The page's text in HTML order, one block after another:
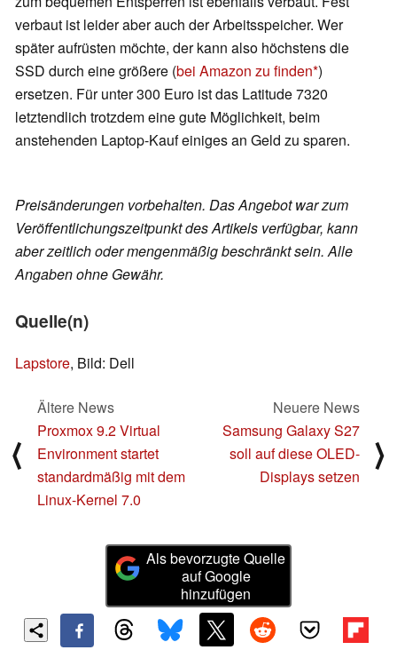
verbaut ist leider aber auch der Arbeitsspeicher. Wer
später aufrüsten möchte, der kann also höchstens die
SSD durch eine größere (bei Amazon zu finden )
ersetzen. Für unter 300 Euro ist das Latitude 7320
letztendlich trotzdem eine gute Möglichkeit, beim
anstehenden Laptop-Kauf einiges an Geld zu sparen.
Preisänderungen vorbehalten. Das Angebot war zum
Veröffentlichungszeitpunkt des Artikels verfügbar, kann
aber zeitlich oder mengenmäßig beschränkt sein. Alle
Angaben ohne Gewähr.
Quelle(n)
Lapstore, Bild: Dell
⟨
Ältere News
Proxmox 9.2 Virtual
Environment startet
standardmäßig mit dem
Linux-Kernel 7.0
Neuere News
Samsung Galaxy S27
soll auf diese OLED-
Displays setzen
⟩
Als bevorzugte Quelle
auf Google
hinzufügen